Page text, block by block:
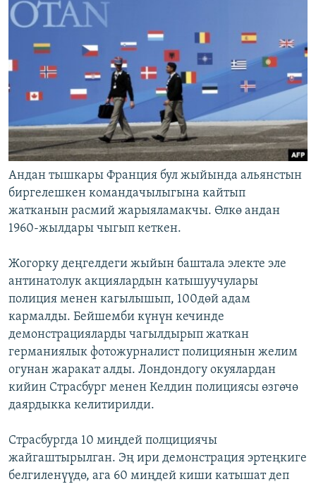
Андан тышкары Франция бул жыйында альянстын
биргелешкен командачылыгына кайтып
жатканын расмий жарыяламакчы. Өлкө андан
1960-жылдары чыгып кеткен.
Жогорку деңгелдеги жыйын баштала электе эле
антинатолук акциялардын катышуучулары
полиция менен кагылышып, 100дөй адам
кармалды. Бейшемби күнүн кечинде
демонстрацияларды чагылдырып жаткан
германиялык фотожурналист полициянын желим
огунан жаракат алды. Лондондогу окуялардан
кийин Страсбург менен Келдин полициясы өзгөчө
даярдыкка келитирилди.
Страсбургда 10 миңдей полцициячы
жайгаштырылган. Эң ири демонcтрация эртеңкиге
белгиленүүдө, ага 60 миңдей киши катышат деп